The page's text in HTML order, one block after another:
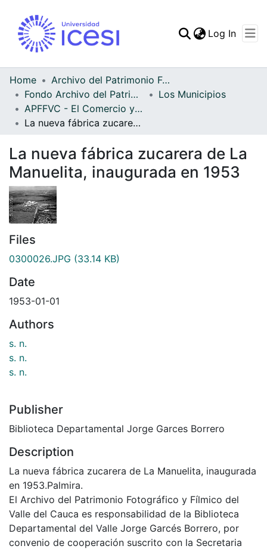
Statistics
Log In
Home
Archivo del Patrimonio Fotográfico y Fílmico del Valle del Cauca
Fondo Archivo del Patrimonio Fotográfico y Fílmico del Valle del Cauca
Los Municipios
APFFVC - El Comercio y las Haciendas - Patrimonial
La nueva fábrica zucarera de La Manuelita, inaugurada en 1953
La nueva fábrica zucarera de La
Manuelita, inaugurada en 1953
Files
0300026.JPG (33.14 KB)
Date
1953-01-01
Authors
s. n.
s. n.
s. n.
Publisher
Biblioteca Departamental Jorge Garces Borrero
Description
La nueva fábrica zucarera de La Manuelita, inaugurada
en 1953.Palmira.
El Archivo del Patrimonio Fotográfico y Fílmico del
Valle del Cauca es responsabilidad de la Biblioteca
Departamental del Valle Jorge Garcés Borrero, por
convenio de cooperación suscrito con la Secretaria